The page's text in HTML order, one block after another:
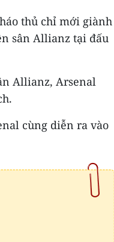
thủ chỉ mới giành
sân Allianz tại đấu
Allianz, Arsenal
cùng diễn ra vào